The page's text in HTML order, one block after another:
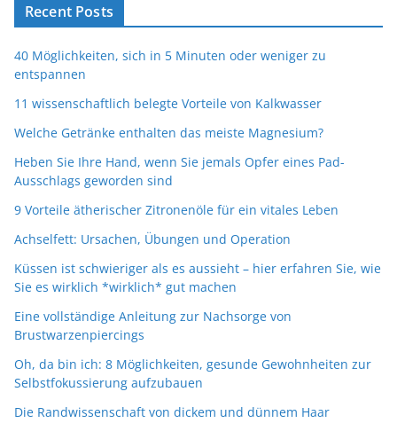
Recent Posts
40 Möglichkeiten, sich in 5 Minuten oder weniger zu
entspannen
11 wissenschaftlich belegte Vorteile von Kalkwasser
Welche Getränke enthalten das meiste Magnesium?
Heben Sie Ihre Hand, wenn Sie jemals Opfer eines Pad-
Ausschlags geworden sind
9 Vorteile ätherischer Zitronenöle für ein vitales Leben
Achselfett: Ursachen, Übungen und Operation
Küssen ist schwieriger als es aussieht – hier erfahren Sie, wie
Sie es wirklich *wirklich* gut machen
Eine vollständige Anleitung zur Nachsorge von
Brustwarzenpiercings
Oh, da bin ich: 8 Möglichkeiten, gesunde Gewohnheiten zur
Selbstfokussierung aufzubauen
Die Randwissenschaft von dickem und dünnem Haar